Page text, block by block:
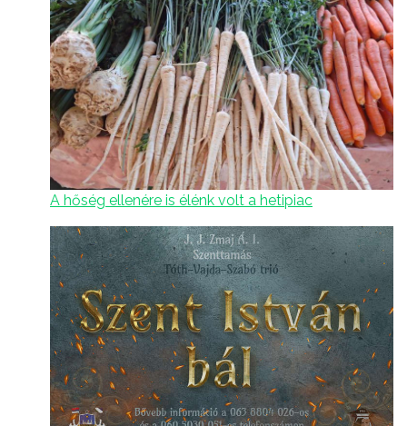
A hőség ellenére is élénk volt a hetipiac